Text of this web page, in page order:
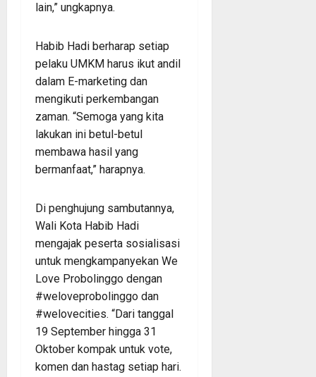
lain,” ungkapnya.
Habib Hadi berharap setiap
pelaku UMKM harus ikut andil
dalam E-marketing dan
mengikuti perkembangan
zaman. “Semoga yang kita
lakukan ini betul-betul
membawa hasil yang
bermanfaat,” harapnya.
Di penghujung sambutannya,
Wali Kota Habib Hadi
mengajak peserta sosialisasi
untuk mengkampanyekan We
Love Probolinggo dengan
#weloveprobolinggo dan
#welovecities. “Dari tanggal
19 September hingga 31
Oktober kompak untuk vote,
komen dan hastag setiap hari.